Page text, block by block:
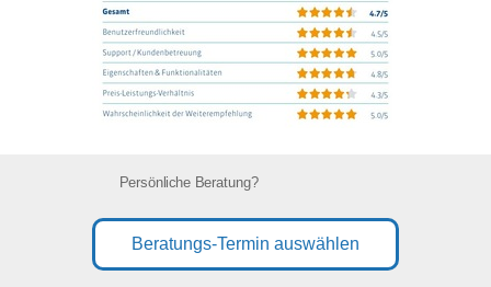
Beratungs-Termin auswählen
Persönliche Beratung?